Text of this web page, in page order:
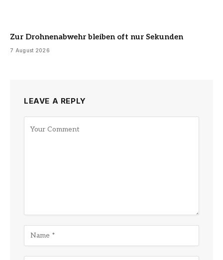
Zur Drohnenabwehr bleiben oft nur Sekunden
7 August 2026
LEAVE A REPLY